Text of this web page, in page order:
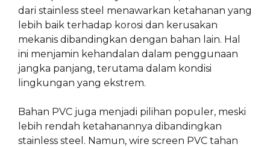
dari stainless steel menawarkan ketahanan yang
lebih baik terhadap korosi dan kerusakan
mekanis dibandingkan dengan bahan lain. Hal
ini menjamin kehandalan dalam penggunaan
jangka panjang, terutama dalam kondisi
lingkungan yang ekstrem.
Bahan PVC juga menjadi pilihan populer, meski
lebih rendah ketahanannya dibandingkan
stainless steel. Namun, wire screen PVC tahan